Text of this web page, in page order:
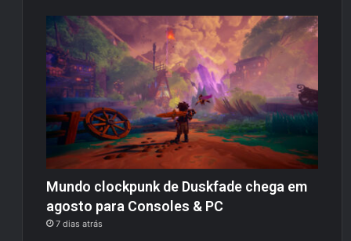
Mundo clockpunk de Duskfade chega em
agosto para Consoles & PC
7 dias atrás